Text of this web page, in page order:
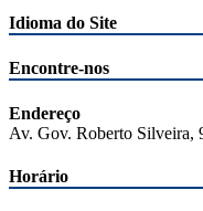
Idioma do Site
Encontre-nos
Endereço
Av. Gov. Roberto Silveira,
Horário